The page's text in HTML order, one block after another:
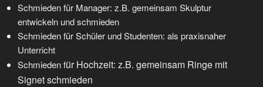
Schmieden für Manager: z.B. gemeinsam Skulptur
entwickeln und schmieden
Schmieden für Schüler und Studenten: als praxisnaher
Unterricht
Schmieden für Hochzeit: z.B. gemeinsam Ringe mit
Signet schmieden